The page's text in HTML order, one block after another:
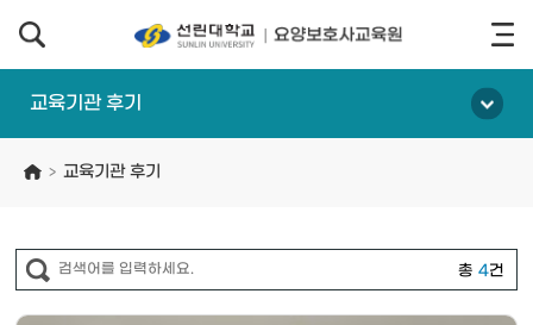
교육기관 후기
> 교육기관 후기
총 4건